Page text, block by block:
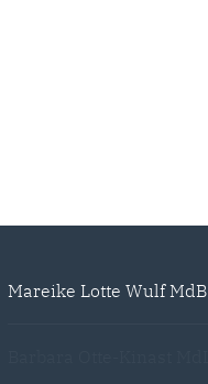
Mareike Lotte Wulf MdB